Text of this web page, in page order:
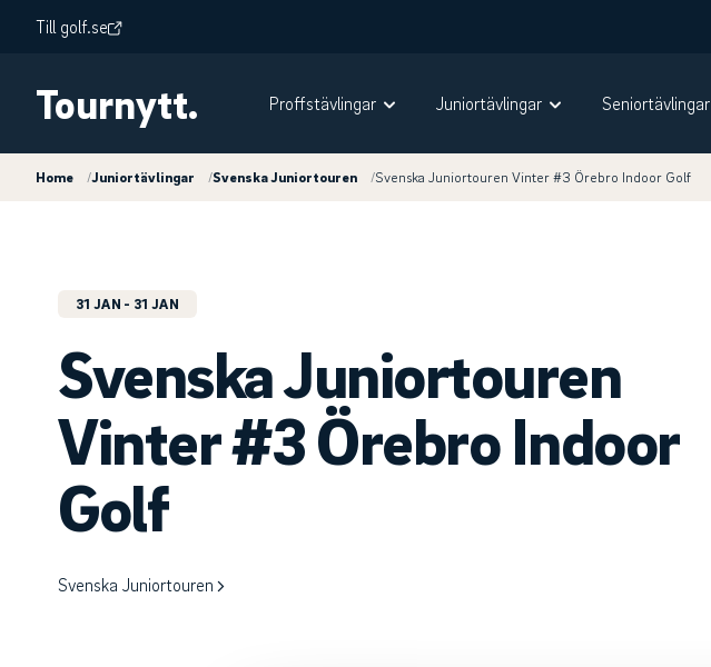
Till golf.se
Tournytt. Proffstävlingar Juniortävlingar Seniortävlingar
Home /Juniortävlingar /Svenska Juniortouren /Svenska Juniortouren Vinter #3 Örebro Indoor Golf
31 JAN - 31 JAN
Svenska Juniortouren
Vinter #3 Örebro Indoor
Golf
Svenska Juniortouren